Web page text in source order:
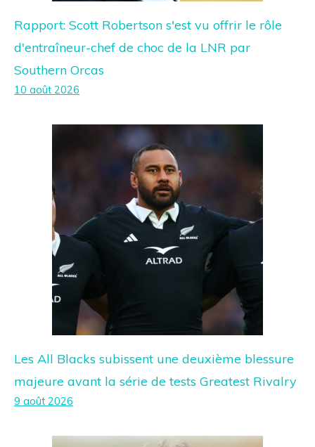
Rapport: Scott Robertson s'est vu offrir le rôle
d'entraîneur-chef de choc de la LNR par
Southern Orcas
10 août 2026
Les All Blacks subissent une deuxième blessure
majeure avant la série de tests Greatest Rivalry
9 août 2026